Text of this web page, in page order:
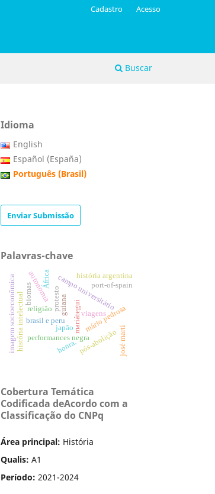
Buscar
Cadastro Acesso
Idioma
English
Español (España)
Português (Brasil)
Enviar Submissão
Palavras-chave
protestocampo universitário
brasil e peru mário pedrosa
mariátegui
port-of-spain
pós-abolição
performances negra
história intelectual
história argentina
religião
imagem socioeconômica
viagens
japão
guiana
autonomia
honra.
biomas
josé martí
África
Cobertura Temática
Codificada deAcordo com a
Classificação do CNPq
Área principal: História
Qualis: A1
Período: 2021-2024